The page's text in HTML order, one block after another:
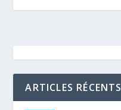
ARTICLES RÉCENTS